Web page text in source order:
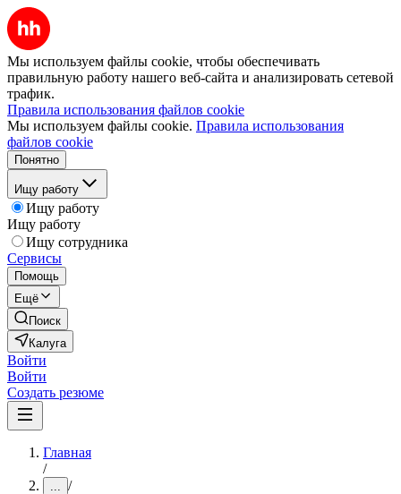
Мы используем файлы cookie, чтобы обеспечивать
правильную работу нашего веб-сайта и анализировать сетевой
трафик.
Правила использования файлов cookie
Мы используем файлы cookie. Правила использования
файлов cookie
Понятно
Ищу работу
Ищу работу
Ищу работу
Ищу сотрудника
Сервисы
Помощь
Ещё
Поиск
Калуга
Войти
Войти
Создать резюме
Главная
/
... /